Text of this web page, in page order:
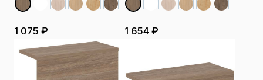
1 075 ₽ 1 654 ₽